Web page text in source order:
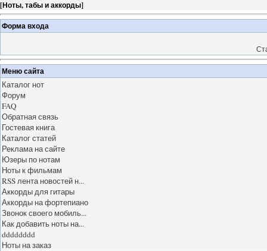
[Ноты, табы и аккорды]
Форма входа
Меню сайта
Каталог нот
Форум
FAQ
Обратная связь
Гостевая книга
Каталог статей
Реклама на сайте
Юзеры по нотам
Ноты к фильмам
RSS лента новостей н...
Аккорды для гитары
Аккорды на фортепиано
Звонок своего мобиль...
Как добавить ноты на...
dddddddd
Ноты на заказ